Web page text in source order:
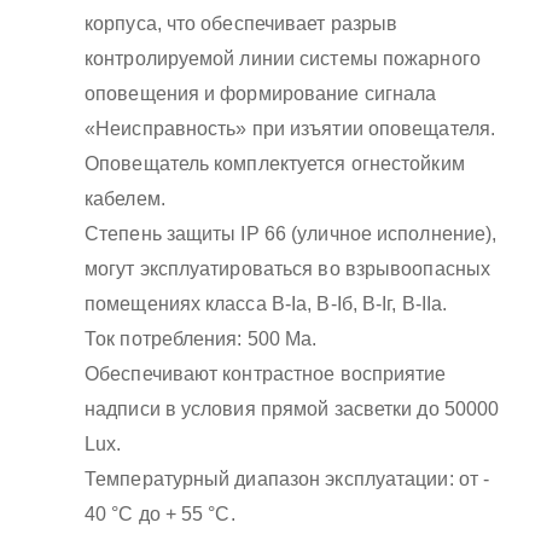
корпуса, что обеспечивает разрыв
контролируемой линии системы пожарного
оповещения и формирование сигнала
«Неисправность» при изъятии оповещателя.
Оповещатель комплектуется огнестойким
кабелем.
Степень защиты IP 66 (уличное исполнение),
могут эксплуатироваться во взрывоопасных
помещениях класса B-Iа, B-Iб, B-Iг, В-IIа.
Ток потребления: 500 Ма.
Обеспечивают контрастное восприятие
надписи в условия прямой засветки до 50000
Lux.
Температурный диапазон эксплуатации: от -
40 °С до + 55 °С.